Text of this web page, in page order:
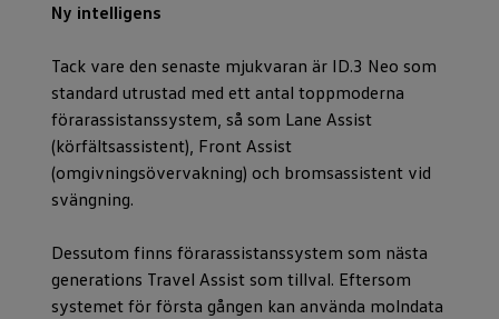
Ny intelligens
Tack vare den senaste mjukvaran är ID.3 Neo som
standard utrustad med ett antal toppmoderna
förarassistanssystem, så som Lane Assist
(körfältsassistent), Front Assist
(omgivningsövervakning) och bromsassistent vid
svängning.
Dessutom finns förarassistanssystem som nästa
generations Travel Assist som tillval. Eftersom
systemet för första gången kan använda molndata